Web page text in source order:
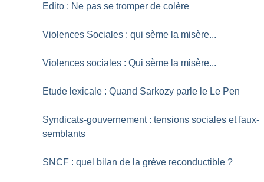
Edito : Ne pas se tromper de colère
Violences Sociales : qui sème la misère...
Violences sociales : Qui sème la misère...
Etude lexicale : Quand Sarkozy parle le Le Pen
Syndicats-gouvernement : tensions sociales et faux-
semblants
SNCF : quel bilan de la grève reconductible ?